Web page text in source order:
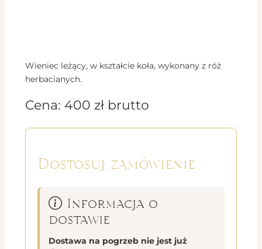
Wieniec leżący, w kształcie koła, wykonany z róż
herbacianych.
Cena: 400 zł brutto
Dostosuj zamówienie
Informacja o
dostawie
Dostawa na pogrzeb nie jest już